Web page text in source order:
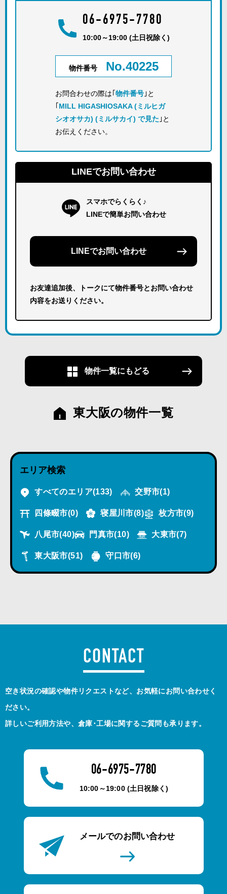
06-6975-7780
10:00～19:00 (土日祝除く)
物件番号 No.40225
お問合わせの際は｢ 物件番号 ｣と
MILL HIGASHIOSAKA (ミルヒガ
シオオサカ) (ミルサカイ) で見た ｣と
お伝えください。
LINEでお問い合わせ
スマホでらくらく♪
LINEで簡単お問い合わせ
LINEでお問い合わせ
お友達追加後、トークにて物件番号とお問い合わせ
内容をお送りください。
物件一覧にもどる
東大阪の物件一覧
エリア検索
すべてのエリア(133) 交野市(1)
四條畷市(0) 寝屋川市(8) 枚方市(9)
八尾市(40) 門真市(10) 大東市(7)
東大阪市(51) 守口市(6)
CONTACT
空き状況の確認や物件リクエストなど、お気軽にお問い合わせく
ださい。
詳しいご利用方法や、倉庫･工場に関するご質問も承ります。
06-6975-7780
10:00～19:00 (土日祝除く)
メールでのお問い合わせ